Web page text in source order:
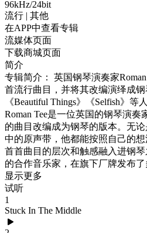
96kHz/24bit
流行 | 其他
在APP中查看专辑
流媒体页面
下载商城页面
简介
专辑简介： 英国钢琴演奏家
首流行曲目，并将其改编演绎成
《Beautiful Things》《Selfish》等
Roman Tee是一位英国的钢琴演
的曲目改编成为钢琴的版本。无
中的原声带，他都能按照自己的
首首曲目的层次和触感融入进钢琴
的合作音乐家，在旗下厂牌发布了
显示更多
试听
1
Stuck In The Middle